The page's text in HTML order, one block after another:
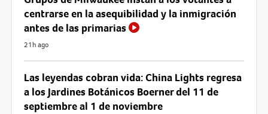
centrarse en la asequibilidad y la inmigración
antes de las primarias
21h ago
Las leyendas cobran vida: China Lights regresa
a los Jardines Botánicos Boerner del 11 de
septiembre al 1 de noviembre